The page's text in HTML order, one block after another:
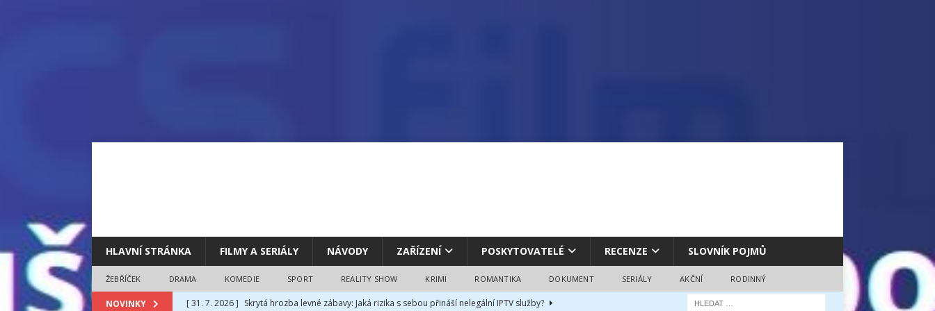
HLAVNÍ STRÁNKA FILMY A SERIÁLY NÁVODY ZAŘÍZENÍ POSKYTOVATELÉ RECENZE SLOVNÍK POJMŮ
ŽEBŘÍČEK DRAMA KOMEDIE SPORT REALITY SHOW KRIMI ROMANTIKA DOKUMENT SERIÁLY AKČNÍ RODINNÝ
NOVINKY [ 31. 7. 2026 ] Skrytá hrozba levné zábavy: Jaká rizika s sebou přináší nelegální IPTV služby?